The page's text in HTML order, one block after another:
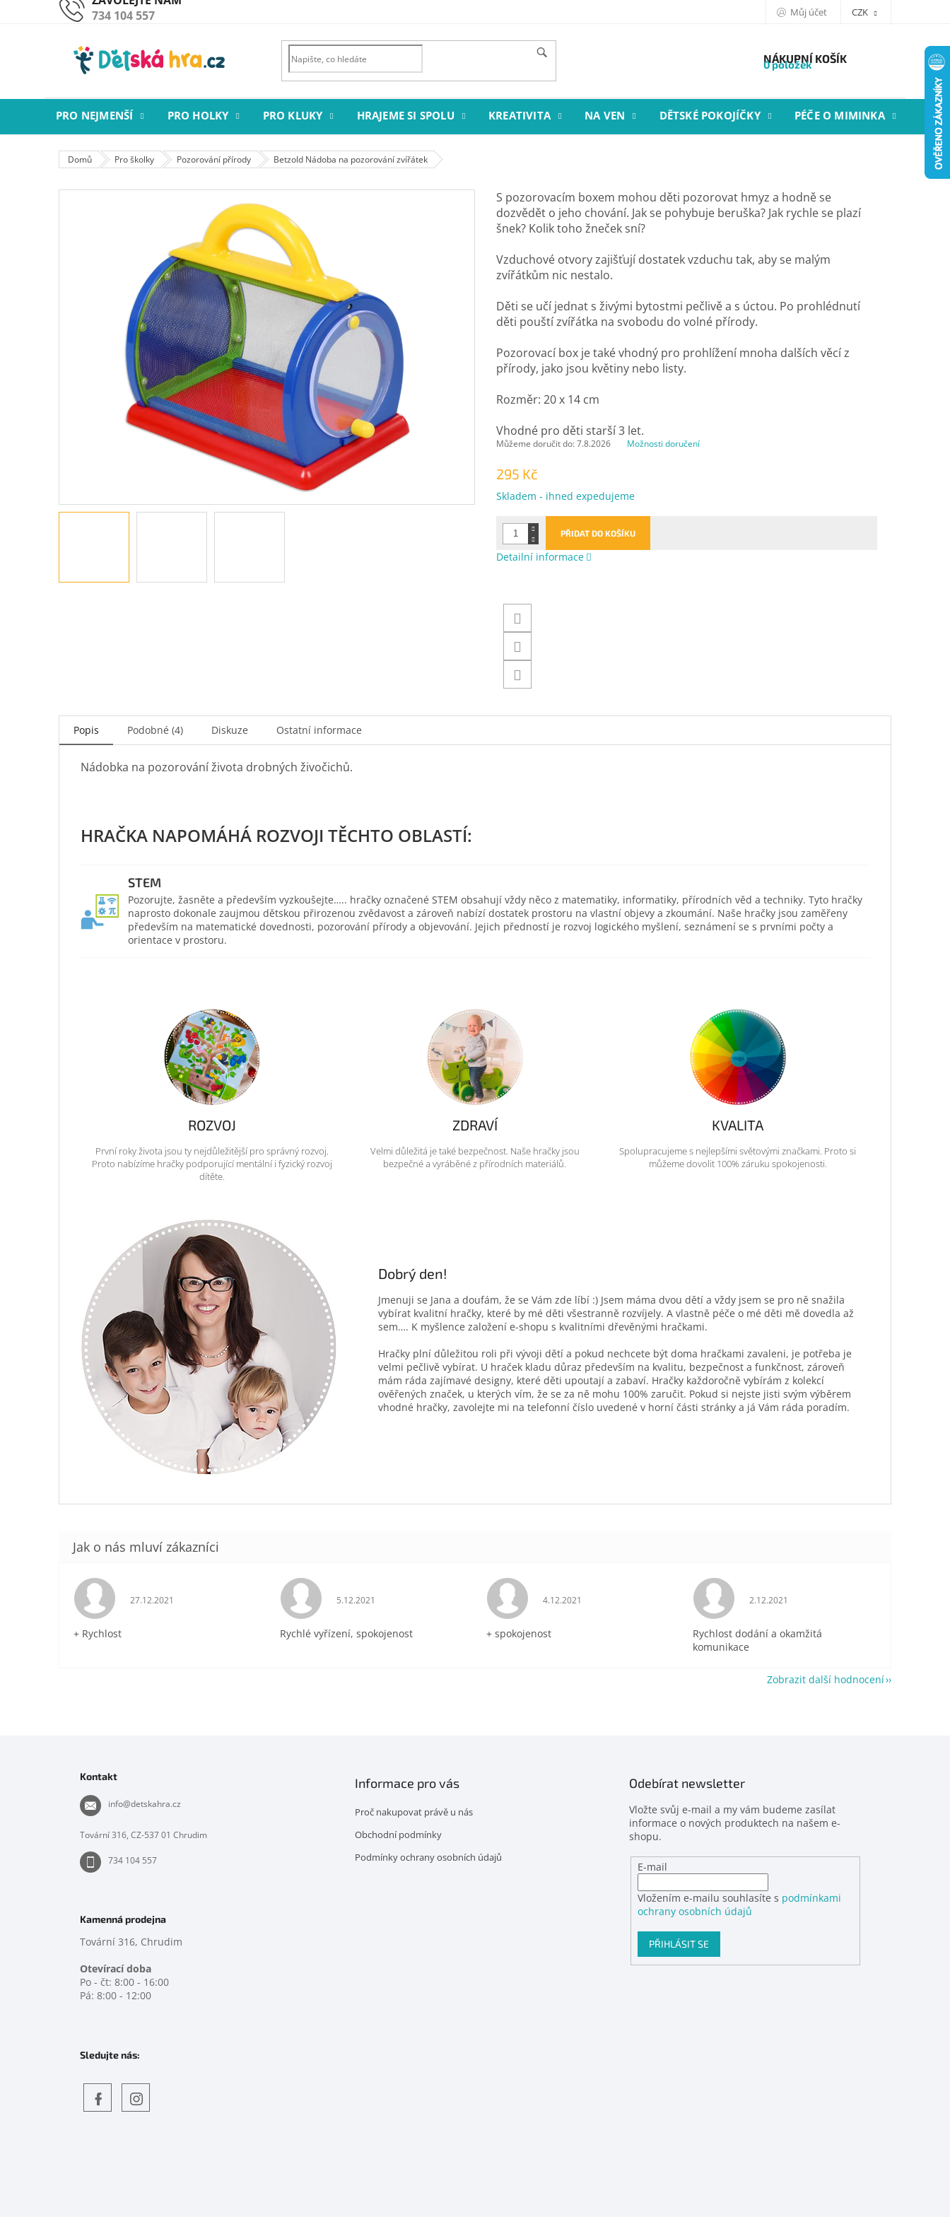
734 104 557 Můj účet CZK
NÁKUPNÍ KOŠÍK
0 položek
PRO NEJMENŠÍ PRO HOLKY PRO KLUKY HRAJEME SI SPOLU KREATIVITA NA VEN DĚTSKÉ POKOJÍČKY PÉČE O MIMINKA
Domů Pro školky Pozorování přírody Betzold Nádoba na pozorování zvířátek
295 Kč
Měrná
Skladem - ihned expedujeme
Můžeme doručit do:7.8.2026 Možnosti doručení
PŘIDAT DO KOŠÍKU
S pozorovacím boxem mohou děti pozorovat hmyz a hodně se
dozvědět o jeho chování. Jak se pohybuje beruška? Jak rychle se plazí
šnek? Kolik toho žneček sní?
Vzduchové otvory zajišťují dostatek vzduchu tak, aby se malým
zvířátkům nic nestalo.
Děti se učí jednat s živými bytostmi pečlivě a s úctou. Po prohlédnutí
děti pouští zvířátka na svobodu do volné přírody.
Pozorovací box je také vhodný pro prohlížení mnoha dalších věcí z
přírody, jako jsou květiny nebo listy.
Rozměr: 20 x 14 cm
Vhodné pro děti starší 3 let.
Detailní informace
Popis Podobné (4) Diskuze Ostatní informace
Nádobka na pozorování života drobných živočichů.
STEM
Pozorujte, žasněte a především vyzkoušejte….. hračky označené STEM obsahují vždy něco z matematiky, informatiky, přírodních věd a techniky. Tyto hračky
naprosto dokonale zaujmou dětskou přirozenou zvědavost a zároveň nabízí dostatek prostoru na vlastní objevy a zkoumání. Naše hračky jsou zaměřeny
především na matematické dovednosti, pozorování přírody a objevování. Jejich předností je rozvoj logického myšlení, seznámení se s prvními počty a
orientace v prostoru.
ROZVOJ
První roky života jsou ty nejdůležitější pro správný rozvoj.
Proto nabízíme hračky podporující mentální i fyzický rozvoj
dítěte.
ZDRAVÍ
Velmi důležitá je také bezpečnost. Naše hračky jsou
bezpečné a vyráběné z přírodních materiálů.
KVALITA
Spolupracujeme s nejlepšími světovými značkami. Proto si
můžeme dovolit 100% záruku spokojenosti.
Dobrý den!
Jmenuji se Jana a doufám, že se Vám zde líbí :) Jsem máma dvou dětí a vždy jsem se pro ně snažila
vybírat kvalitní hračky, které by mé děti všestranně rozvíjely. A vlastně péče o mé děti mě dovedla až
sem…. K myšlence založení e-shopu s kvalitními dřevěnými hračkami.
Hračky plní důležitou roli při vývoji dětí a pokud nechcete být doma hračkami zavaleni, je potřeba je
velmi pečlivě vybírat. U hraček kladu důraz především na kvalitu, bezpečnost a funkčnost, zároveň
mám ráda zajímavé designy, které děti upoutají a zabaví. Hračky každoročně vybírám z kolekcí
ověřených značek, u kterých vím, že se za ně mohu 100% zaručit. Pokud si nejste jisti svým výběrem
vhodné hračky, zavolejte mi na telefonní číslo uvedené v horní části stránky a já Vám ráda poradím.
Hodnocení obchodu je 5 z 5 hvězdiček.
27.12.2021
+ Rychlost
Hodnocení obchodu je 5 z 5 hvězdiček.
5.12.2021
Rychlé vyřízení, spokojenost
Hodnocení obchodu je 5 z 5 hvězdiček.
4.12.2021
+ spokojenost
Hodnocení obchodu je 5 z 5 hvězdiček.
2.12.2021
Rychlost dodání a okamžitá
komunikace
Zobrazit další hodnocení
Kontakt
info@detskahra.cz
Tovární 316, CZ-537 01 Chrudim
734 104 557
Kamenná prodejna
Tovární 316, Chrudim
Otevírací doba
Po - čt: 8:00 - 16:00
Pá: 8:00 - 12:00
Sledujte nás:
Informace pro vás
Proč nakupovat právě u nás
Obchodní podmínky
Podmínky ochrany osobních údajů
Odebírat newsletter
Vložte svůj e-mail a my vám budeme zasílat
informace o nových produktech na našem e-
shopu.
E-mail
Vložením e-mailu souhlasíte s podmínkami
ochrany osobních údajů
PŘIHLÁSIT SE